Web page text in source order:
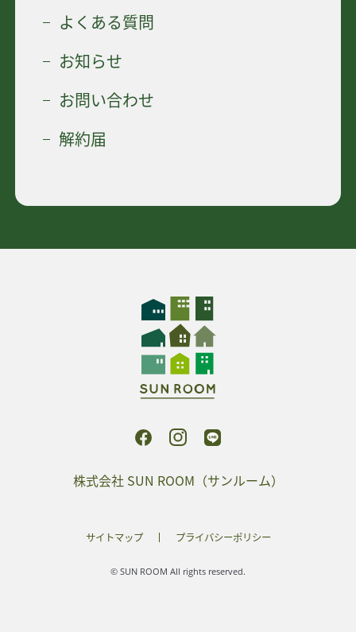
よくある質問
お知らせ
お問い合わせ
解約届
株式会社 SUN ROOM（サンルーム）
サイトマップ プライバシーポリシー
© SUN ROOM All rights reserved.